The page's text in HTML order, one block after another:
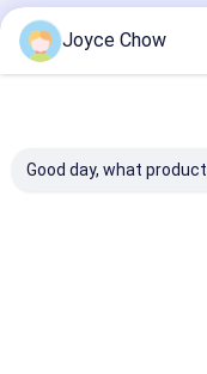
추천된 제품
Joyce Chow
Good day, what